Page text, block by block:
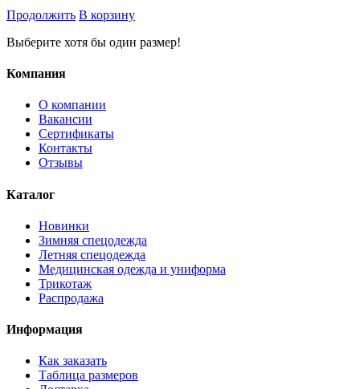
Продолжить В корзину
Выберите хотя бы один размер!
Компания
О компании
Вакансии
Сертификаты
Контакты
Отзывы
Каталог
Новинки
Зимняя спецодежда
Летняя спецодежда
Медицинская одежда и униформа
Трикотаж
Распродажа
Информация
Как заказать
Таблица размеров